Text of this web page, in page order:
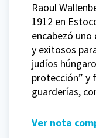
Raoul
1912 en
encabezó
y exitosos
judíos
protección” y
guarderías,
Ver nota